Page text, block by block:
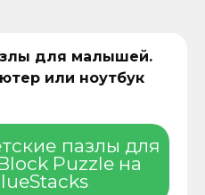
для малышей.
или ноутбук
пазлы для
Puzzle на